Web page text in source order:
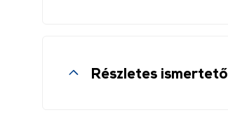
Részletes ismertető